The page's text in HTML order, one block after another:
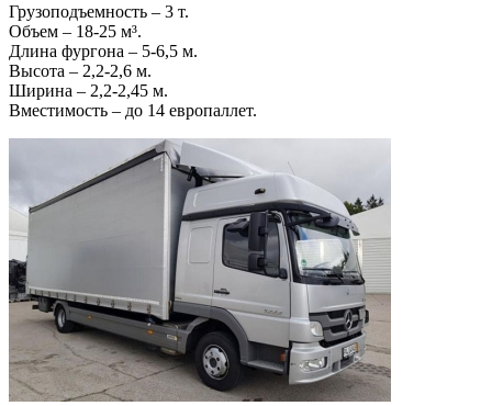
Грузоподъемность – 3 т.
Объем – 18-25 м³.
Длина фургона – 5-6,5 м.
Высота – 2,2-2,6 м.
Ширина – 2,2-2,45 м.
Вместимость – до 14 европаллет.